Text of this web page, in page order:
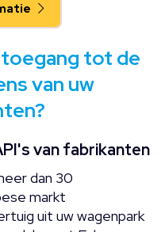
tot de
van uw
van fabrikanten
dan 30
markt
uit uw wagenpark